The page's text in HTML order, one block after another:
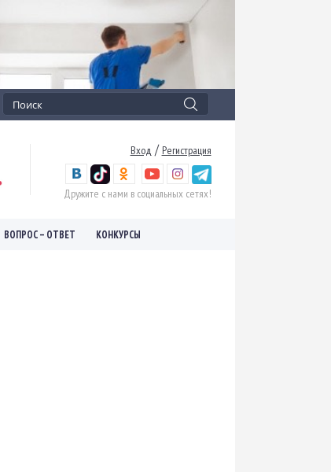
Вход / Регистрация
Дружите с нами в социальных сетях!
ВОПРОС – ОТВЕТ КОНКУРСЫ